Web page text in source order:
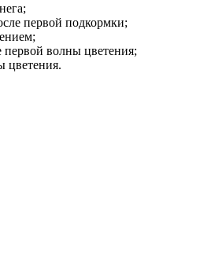
первой подкормки;
первой волны цветения;
цветения.